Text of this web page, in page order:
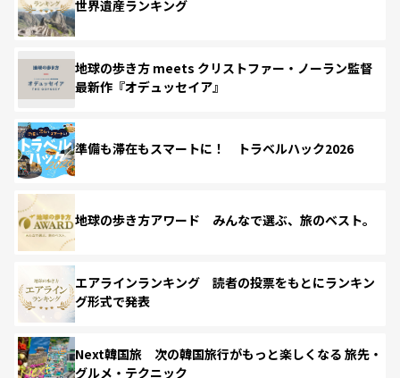
世界遺産ランキング
地球の歩き方 meets クリストファー・ノーラン監督
最新作『オデュッセイア』
準備も滞在もスマートに！ トラベルハック2026
地球の歩き方アワード みんなで選ぶ、旅のベスト。
エアラインランキング 読者の投票をもとにランキン
グ形式で発表
Next韓国旅 次の韓国旅行がもっと楽しくなる 旅先・
グルメ・テクニック